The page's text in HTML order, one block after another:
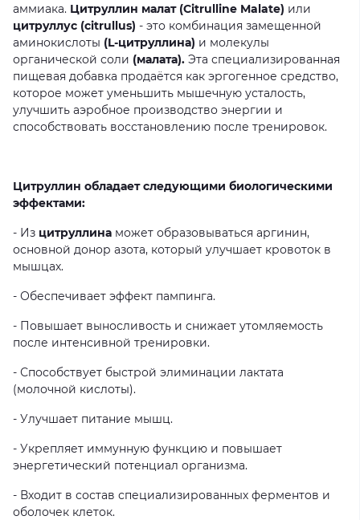
аммиака. Цитруллин малат (Citrulline Malate) или
цитруллус (citrullus) - это комбинация замещенной
аминокислоты (L-цитруллина) и молекулы
органической соли (малата). Эта специализированная
пищевая добавка продаётся как эргогенное средство,
которое может уменьшить мышечную усталость,
улучшить аэробное производство энергии и
способствовать восстановлению после тренировок.
Цитруллин обладает следующими биологическими
эффектами:
- Из цитруллина может образовываться аргинин,
основной донор азота, который улучшает кровоток в
мышцах.
- Обеспечивает эффект пампинга.
- Повышает выносливость и снижает утомляемость
после интенсивной тренировки.
- Способствует быстрой элиминации лактата
(молочной кислоты).
- Улучшает питание мышц.
- Укрепляет иммунную функцию и повышает
энергетический потенциал организма.
- Входит в состав специализированных ферментов и
оболочек клеток.